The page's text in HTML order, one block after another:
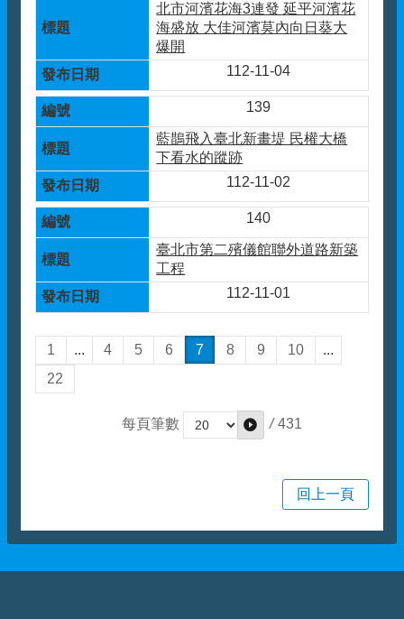
北市河濱花海3連發 延平河濱花
海盛放 大佳河濱莫內向日葵大
爆開
112-11-04
139
藍鵲飛入臺北新畫堤 民權大橋
下看水的蹤跡
112-11-02
140
臺北市第二殯儀館聯外道路新築
工程
112-11-01
1 ... 4 5 6 7 8 9 10
...
22
每頁筆數 / 431
回上一頁